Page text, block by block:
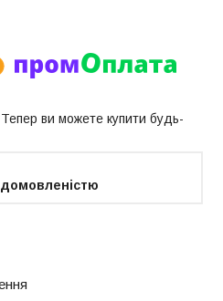
Тепер ви можете купити будь-